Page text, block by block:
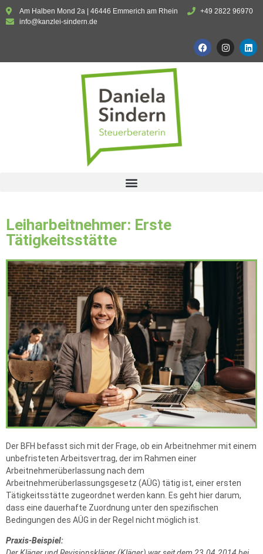
Am Halben Mond 2a | 46446 Emmerich am Rhein
+49 2822 96970
info@kanzlei-sindern.de
Leiharbeitnehmer: Erste
Tätigkeitsstätte
Der BFH befasst sich mit der Frage, ob ein Arbeitnehmer mit einem
unbefristeten Arbeitsvertrag, der im Rahmen einer
Arbeitnehmerüberlassung nach dem
Arbeitnehmerüberlassungsgesetz (AÜG) tätig ist, einer ersten
Tätigkeitsstätte zugeordnet werden kann. Es geht hier darum,
dass eine dauerhafte Zuordnung unter den spezifischen
Bedingungen des AÜG in der Regel nicht möglich ist.
Praxis-Beispiel: